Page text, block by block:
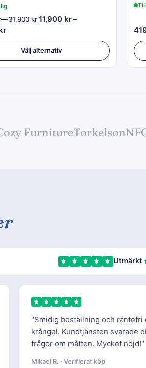
–31,900kr11,900 kr–
Välj alternativ
FurnitureTorkelson
Utmärkt
"Smidig beställning och räntefri
krångel. Kundtjänsten svarade
frågor om måtten. Mycket nöjd!"
Mikael R. · Verifierat köp